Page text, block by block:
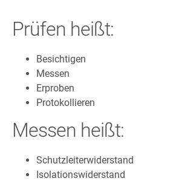
Prüfen heißt:
Besichtigen
Messen
Erproben
Protokollieren
Messen heißt:
Schutzleiterwiderstand
Isolationswiderstand